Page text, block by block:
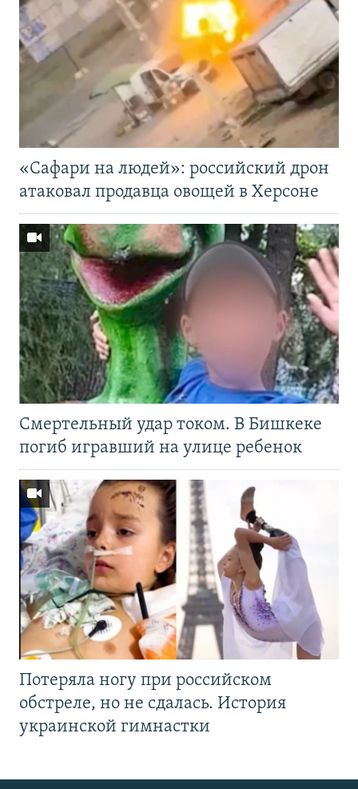
«Cафари на людей»: российский дрон
атаковал продавца овощей в Херсоне
Смертельный удар током. В Бишкеке
погиб игравший на улице ребенок
Потеряла ногу при российском
обстреле, но не сдалась. История
украинской гимнастки